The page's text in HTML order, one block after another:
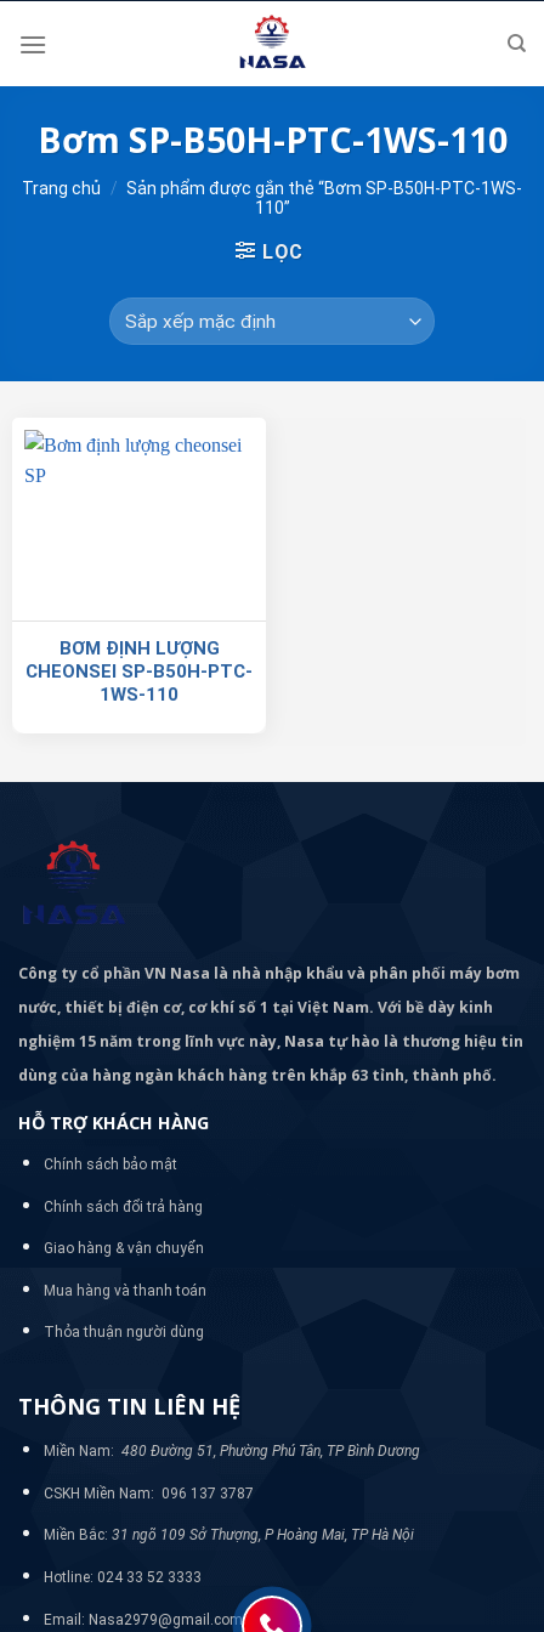
Bơm SP-B50H-PTC-1WS-110
Trang chủ / Sản phẩm được gắn thẻ “Bơm SP-B50H-PTC-1WS-
110”
LỌC
BƠM ĐỊNH LƯỢNG
CHEONSEI SP-B50H-PTC-
1WS-110
Công ty cổ phần VN Nasa là nhà nhập khẩu và phân phối máy bơm
nước, thiết bị điện cơ, cơ khí số 1 tại Việt Nam. Với bề dày kinh
nghiệm 15 năm trong lĩnh vực này, Nasa tự hào là thương hiệu tin
dùng của hàng ngàn khách hàng trên khắp 63 tỉnh, thành phố.
HỖ TRỢ KHÁCH HÀNG
Chính sách bảo mật
Chính sách đổi trả hàng
Giao hàng & vận chuyển
Mua hàng và thanh toán
Thỏa thuận người dùng
THÔNG TIN LIÊN HỆ
Miền Nam: 480 Đường 51, Phường Phú Tân, TP Bình Dương
CSKH Miền Nam: 096 137 3787
Miền Bắc: 31 ngõ 109 Sở Thượng, P Hoàng Mai, TP Hà Nội
Hotline: 024 33 52 3333
Email: Nasa2979@gmail.com